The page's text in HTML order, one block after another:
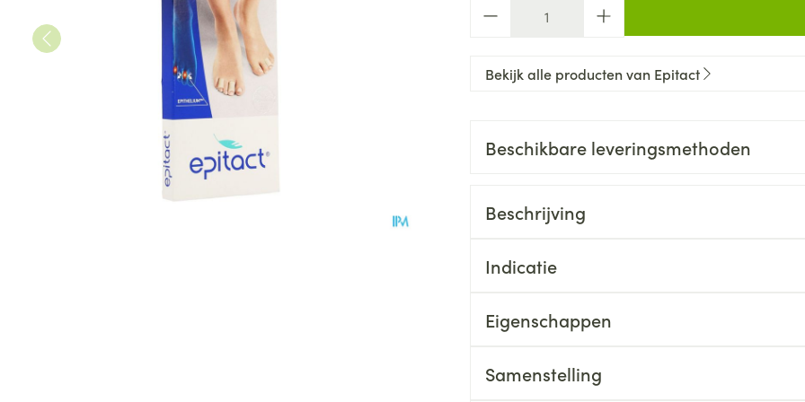
Bekijk alle producten van Epitact
Beschikbare leveringsmethoden
Beschrijving
Indicatie
Eigenschappen
Samenstelling